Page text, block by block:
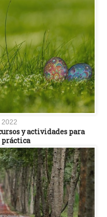
y actividades para
práctica